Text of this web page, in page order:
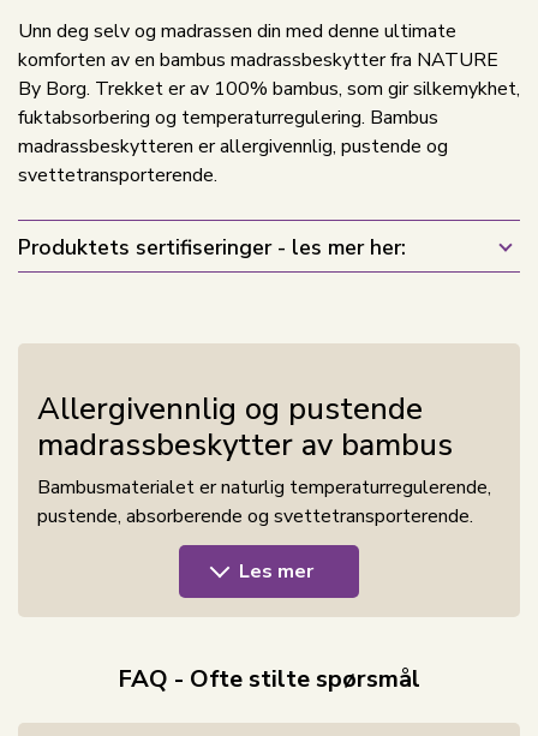
Unn deg selv og madrassen din med denne ultimate
komforten av en bambus madrassbeskytter fra NATURE
By Borg. Trekket er av 100% bambus, som gir silkemykhet,
fuktabsorbering og temperaturregulering. Bambus
madrassbeskytteren er allergivennlig, pustende og
svettetransporterende.
Produktets sertifiseringer - les mer her:
Allergivennlig og pustende
madrassbeskytter av bambus
Bambusmaterialet er naturlig temperaturregulerende,
pustende, absorberende og svettetransporterende.
Dette er alle egenskaper som gir deg de beste
forutsetningene for en sunn nattesøvn.
Madrassbeskytteren består av 100%
Fyllet er kassettsydd og med fibrene festet til sidene,
slik at det ikke klumper seg sammen, og gir en optimal
Les mer
FAQ - Ofte stilte spørsmål